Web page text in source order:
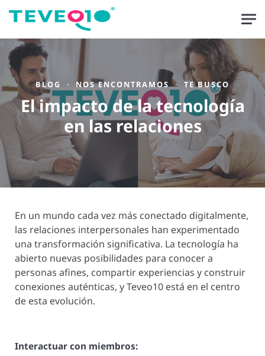
BLOG NOS ENCONTRAMOS TE BUSCO
El impacto de la tecnología
en las relaciones
En un mundo cada vez más conectado digitalmente,
las relaciones interpersonales han experimentado
una transformación significativa. La tecnología ha
abierto nuevas posibilidades para conocer a
personas afines, compartir experiencias y construir
conexiones auténticas, y Teveo10 está en el centro
de esta evolución.
Interactuar con miembros: